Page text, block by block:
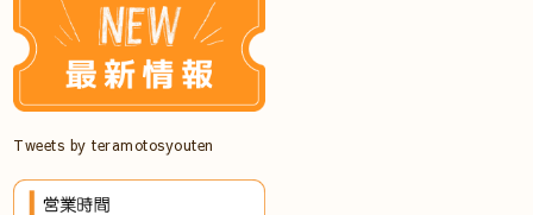
Tweets by teramotosyouten